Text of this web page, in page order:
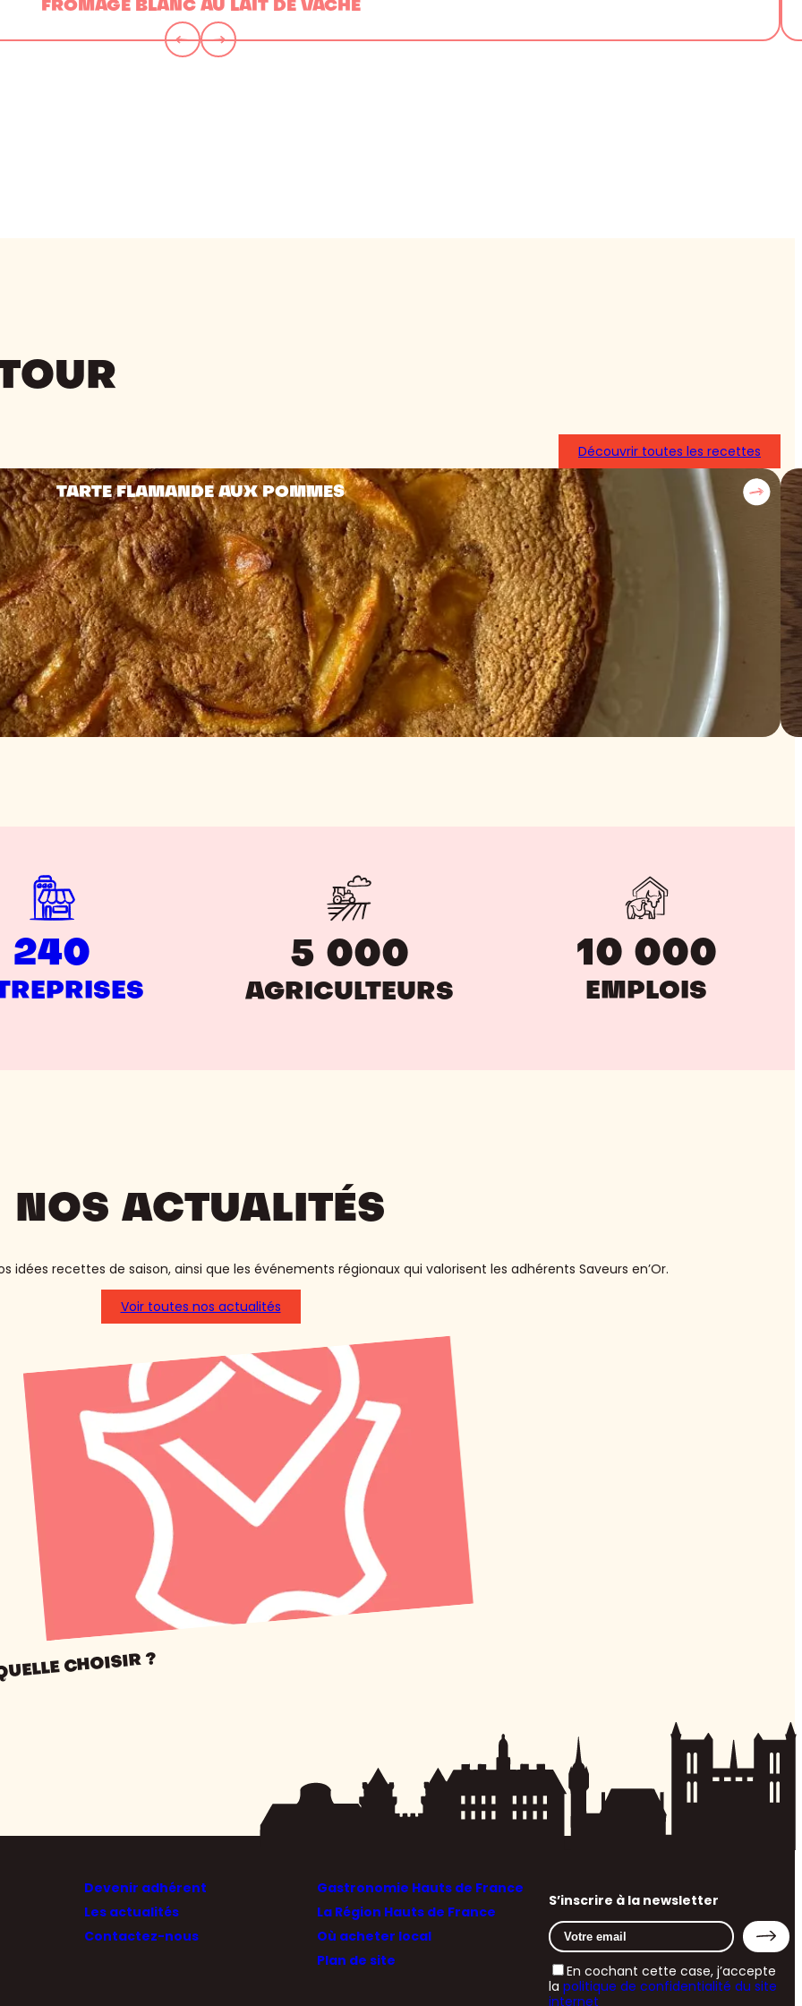
FROMAGE BLANC AU LAIT DE VACHE
Découvrir toutes les recettes
TARTE FLAMANDE AUX POMMES
240 5 000
AGRICULTEURS
10 000
EMPLOIS
NOS ACTUALITÉS
idées recettes de saison, ainsi que les événements régionaux qui valorisent les adhérents Saveurs en’Or.
Voir toutes nos actualités
CHOISIR ?
Devenir adhérent
Les actualités
Contactez-nous
Gastronomie Hauts de France
La Région Hauts de France
Où acheter local
Plan de site
S’inscrire à la newsletter
En cochant cette case, j’accepte
la politique de confidentialité du site
internet